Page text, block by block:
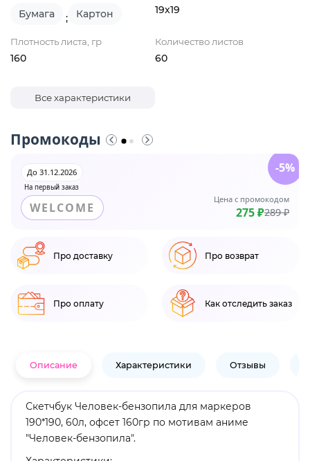
Бумага ; Картон 19х19
Плотность листа, гр
160
Количество листов
60
Все характеристики
Промокоды
На первый заказ
До 31.12.2026
WELCOME
Цена с промокодом
275 ₽289 ₽
-5%
Про доставку Про возврат
Про оплату Как отследить заказ
Описание Характеристики Отзывы
Скетчбук Человек-бензопила для маркеров
190*190, 60л, офсет 160гр по мотивам аниме
"Человек-бензопила".